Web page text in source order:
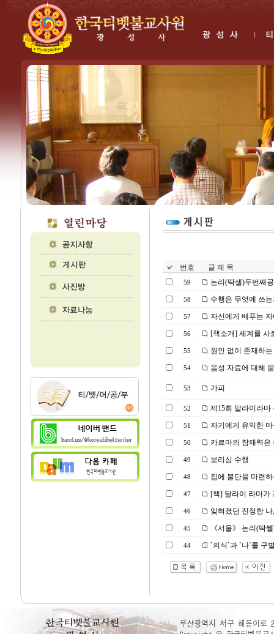
번호 글 제 목
59 논리(딱셀)두번째
58 수행은 무엇에 쓰
57 자신에게 베푸는
56 [책소개] 세계를 사
55 원인 없이 존재하
54 음성 자료에 대해
53 가피
52 제15회 달라이라마
51 자기에게 유익한
50 카르마의 잠재력은
49 보리심 수행
48 집에 불단을 마련
47 [책] 달라이 라마가
46 잊혀졌던 진정한
45 《서울》 논리(딱
44 `의식`과 `나`를 구